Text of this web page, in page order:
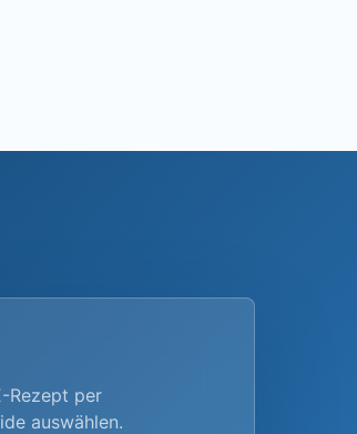
Rezept per
auswählen.